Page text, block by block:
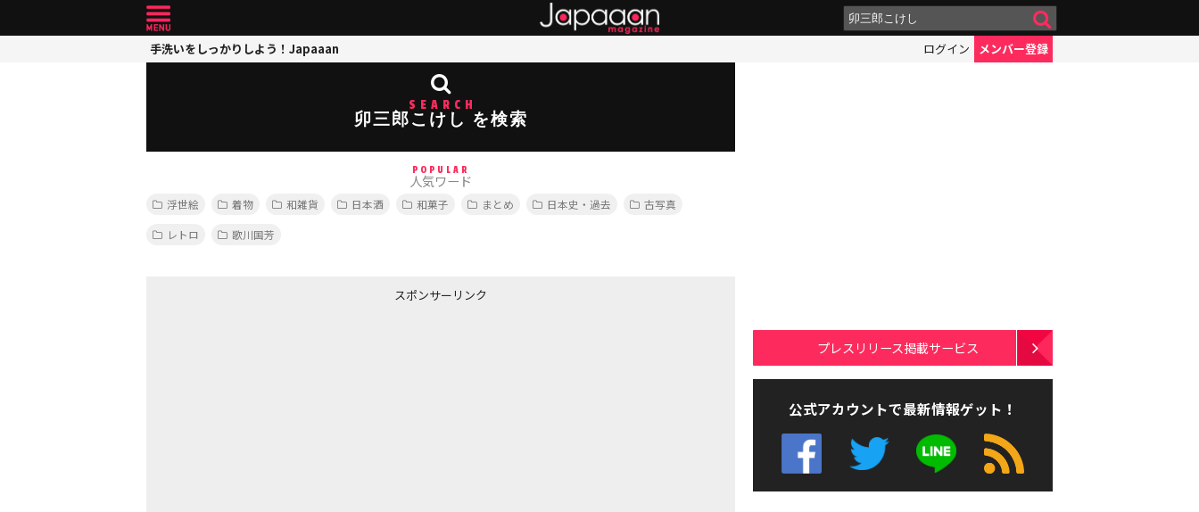
手洗いをしっかりしよう！Japaaan ログイン メンバー登録
SEARCH
卯三郎こけし を検索
POPULAR
人気ワード
浮世絵 着物 和雑貨 日本酒 和菓子 まとめ 日本史・過去
古写真
レトロ
歌川国芳
スポンサーリンク
プレスリリース掲載サービス
公式アカウントで最新情報ゲット！